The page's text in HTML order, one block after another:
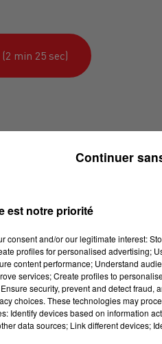
min 25 sec)
est notre priorité
consent and/or our legitimate interest:
profiles for personalised advertising;
content performance; Understand
services; Create profiles to
security, prevent and detect fraud,
choices. These technologies may
Identify devices based on information
data sources; Link different devices;
Continuer